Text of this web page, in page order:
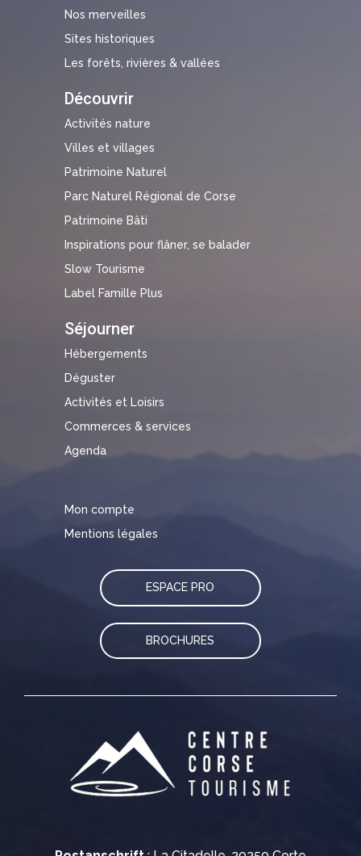
Nos merveilles
Sites historiques
Les forêts, rivières & vallées
Découvrir
Activités nature
Villes et villages
Patrimoine Naturel
Parc Naturel Régional de Corse
Patrimoine Bâti
Inspirations pour flâner, se balader
Slow Tourisme
Label Famille Plus
Séjourner
Hébergements
Déguster
Activités et Loisirs
Commerces & services
Agenda
Mon compte
Mentions légales
ESPACE PRO
BROCHURES